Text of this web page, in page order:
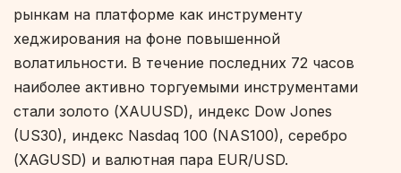
рынкам на платформе как инструменту
хеджирования на фоне повышенной
волатильности. В течение последних 72 часов
наиболее активно торгуемыми инструментами
стали золото (XAUUSD), индекс Dow Jones
(US30), индекс Nasdaq 100 (NAS100), серебро
(XAGUSD) и валютная пара EUR/USD.